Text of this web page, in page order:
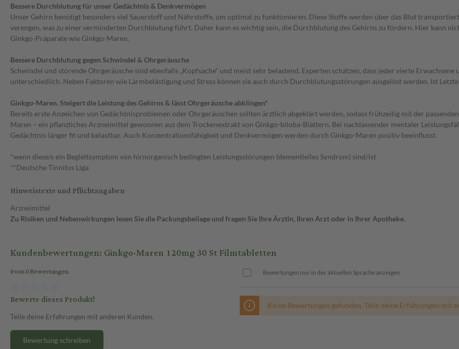
Bessere Durchblutung für unser Gedächtnis & Denkvermögen
Unser Gehirn benötigt besonders viel Sauerstoff und Nährstoffe, um optimal zu funktionieren. Diese Stoffe werden über das Blut
verengen, was zu einer verminderten Durchblutung führt. Daher kann es wichtig sein, die Durchblutung des Gehirns zu fördern. Hier kann
Ginkgo-Präparate wie Ginkgo-Maren.
Bessere Durchblutung gegen Schwindel & Ohrgeräusche
Schwindel und störende Ohrgeräusche sind ebenfalls „Kopfsache“ und meist sehr belastend. Experten schätzen, dass jeder vierte
unterschiedlich. Neben Faktoren wie Lärmbelästigung und Stress können sie auch durch Durchblutungsstörungen ausgelöst werden. Ist
Ginkgo-Maren. Steigert die Leistung des Gehirns & lässt Ohrgeräusche abklingen*
Bereits erste Anzeichen von Gedächtnisproblemen oder Ohrgeräuschen sollten ärztlich abgeklärt werden, sodass frühzeitig mit der
Maren – ein pflanzliches Arzneimittel gewonnen aus dem Trockenextrakt von Ginkgo-biloba-Blättern. Bei nachlassender mentaler
Gedächtnis länger fit und belastbar. Auch Konzentrationsfähigkeit und Denkvermögen werden durch Ginkgo-Maren positiv beeinflusst.
*wenn diese/s ein Begleitsymptom von hirnorganisch bedingten Leistungsstörungen (dementielles Syndrom) sind/ist
**Deutsche Tinnitus Liga
Hinweistexte und Pflichtangaben
Arzneimittel
Zu Risiken und Nebenwirkungen lesen Sie die Packungsbeilage und fragen Sie Ihre Ärztin, Ihren Arzt oder in Ihrer Apotheke.
Kundenbewertungen: Ginkgo-Maren 120mg 30 St Filmtabletten
0 von 0 Bewertungen
Bewerte dieses Produkt!
Teile deine Erfahrungen mit anderen Kunden.
Bewertung schreiben
Bewertungen nur in der aktuellen Sprache anzeigen.
Keine Bewertungen gefunden. Teile deine Erfahrungen mit